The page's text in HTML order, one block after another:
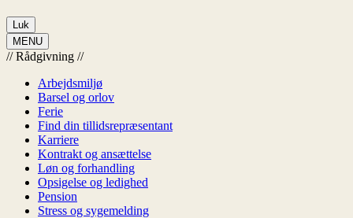
Luk
MENU
// Rådgivning //
Arbejdsmiljø
Barsel og orlov
Ferie
Find din tillidsrepræsentant
Karriere
Kontrakt og ansættelse
Løn og forhandling
Opsigelse og ledighed
Pension
Stress og sygemelding